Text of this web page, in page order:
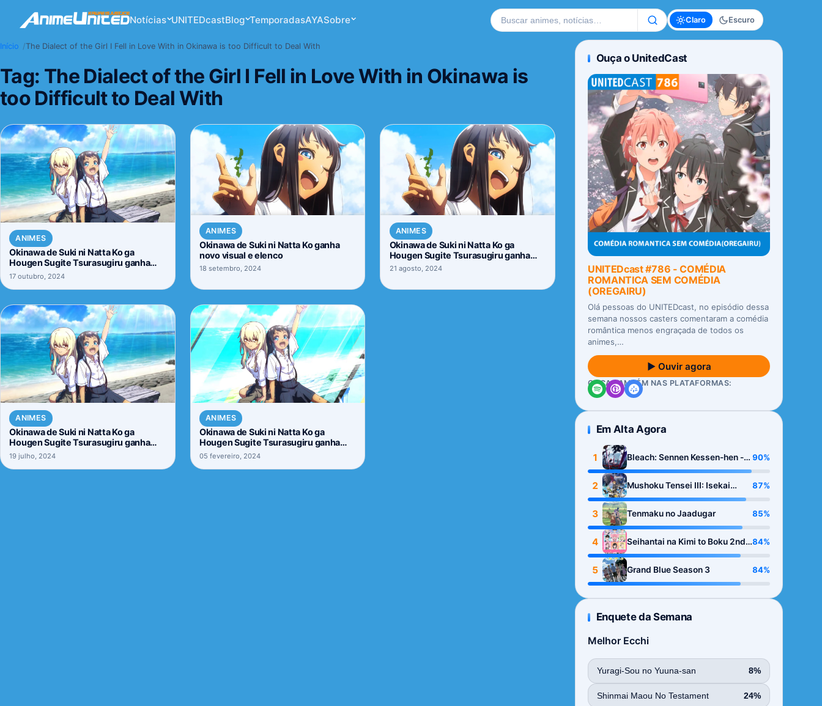
Notícias UNITEDcastBlog TemporadasAYASobre Buscar no site Claro Escuro
Início The Dialect of the Girl I Fell in Love With in Okinawa is too Difficult to Deal With
Tag: The Dialect of the Girl I Fell in Love With in Okinawa is
too Difficult to Deal With
ANIMES
Okinawa de Suki ni Natta Ko ga
Hougen Sugite Tsurasugiru ganha
novo vídeo promocional
17 outubro, 2024
ANIMES
Okinawa de Suki ni Natta Ko ganha
novo visual e elenco
18 setembro, 2024
ANIMES
Okinawa de Suki ni Natta Ko ga
Hougen Sugite Tsurasugiru ganha
novo trailer
21 agosto, 2024
ANIMES
Okinawa de Suki ni Natta Ko ga
Hougen Sugite Tsurasugiru ganha
novo vídeo promocional
19 julho, 2024
ANIMES
Okinawa de Suki ni Natta Ko ga
Hougen Sugite Tsurasugiru ganha
novo trailer
05 fevereiro, 2024
Ouça o UnitedCast
UNITEDcast #786 - COMÉDIA
ROMANTICA SEM COMÉDIA
(OREGAIRU)
Olá pessoas do UNITEDcast, no episódio dessa
semana nossos casters comentaram a comédia
romântica menos engraçada de todos os
animes,…
▶ Ouvir agora
OUÇA TAMBÉM NAS PLATAFORMAS:
Em Alta Agora
1
Bleach: Sennen Kessen-hen -
Kashin-tan
90%
2
Mushoku Tensei III: Isekai
Ittara Honki Dasu
87%
3 Tenmaku no Jaadugar 85%
4
Seihantai na Kimi to Boku 2nd
Season
84%
5 Grand Blue Season 3 84%
Enquete da Semana
Melhor Ecchi
Yuragi-Sou no Yuuna-san 8%
Shinmai Maou No Testament 24%